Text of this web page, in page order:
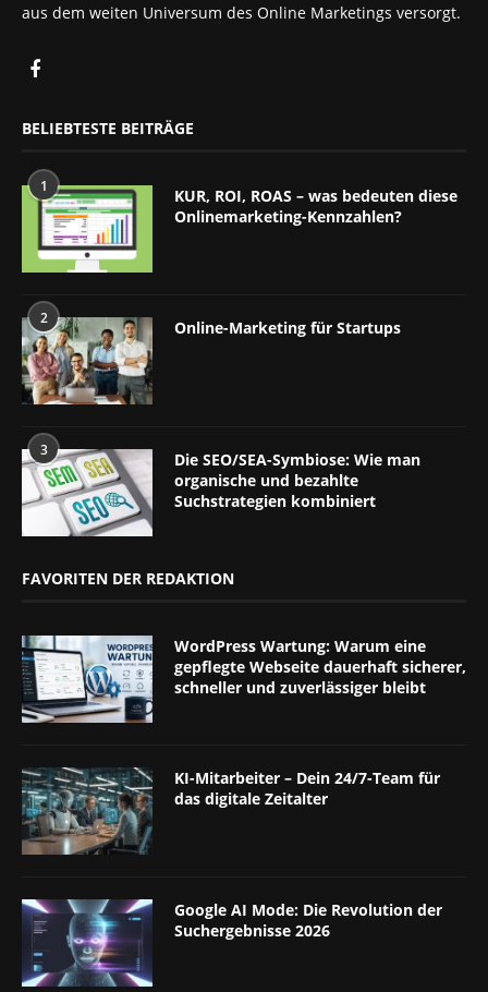
aus dem weiten Universum des Online Marketings versorgt.
BELIEBTESTE BEITRÄGE
1
KUR, ROI, ROAS – was bedeuten diese
Onlinemarketing-Kennzahlen?
2 Online-Marketing für Startups
3
Die SEO/SEA-Symbiose: Wie man
organische und bezahlte
Suchstrategien kombiniert
FAVORITEN DER REDAKTION
WordPress Wartung: Warum eine
gepflegte Webseite dauerhaft sicherer,
schneller und zuverlässiger bleibt
KI-Mitarbeiter – Dein 24/7-Team für
das digitale Zeitalter
Google AI Mode: Die Revolution der
Suchergebnisse 2026